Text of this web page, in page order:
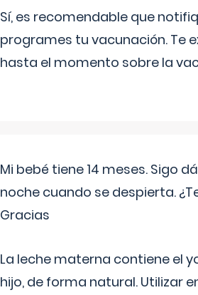
Sí, es recomendable que
programes tu vacunación. Te
hasta el momento sobre la
Mi bebé tiene 14 meses. Sigo
noche cuando se despierta.
Gracias
La leche materna contiene el
hijo, de forma natural. Utilizar